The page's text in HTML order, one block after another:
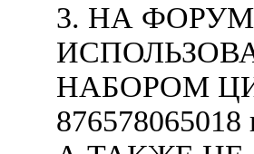
3. НА
НАБОРОМ